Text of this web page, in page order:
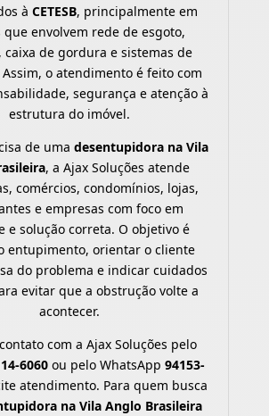
à CETESB, principalmente em
que envolvem rede de esgoto,
caixa de gordura e sistemas de
o atendimento é feito com
segurança e atenção à
estrutura do imóvel.
de umadesentupidora na Vila
, a Ajax Soluções atende
comércios, condomínios, lojas,
e empresas com foco em
e solução correta. O objetivo é
entupimento, orientar o cliente
do problema e indicar cuidados
evitar que a obstrução volte a
acontecer.
com a Ajax Soluções pelo
6060ou pelo WhatsApp 94153-
atendimento. Para quem busca
na Vila Anglo Brasileira